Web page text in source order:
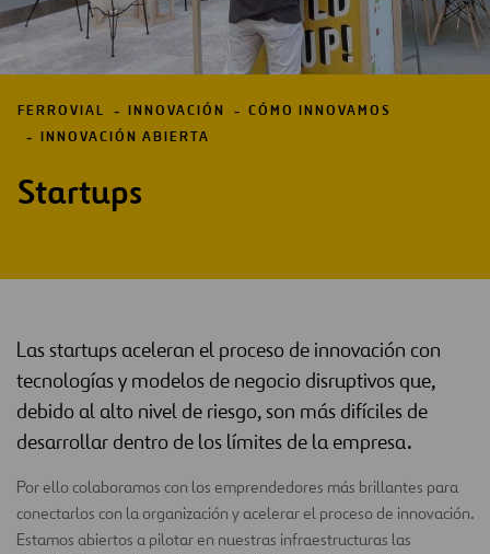
FERROVIAL INNOVACIÓN
CÓMO INNOVAMOS
INNOVACIÓN ABIERTA
Startups
Las startups aceleran el proceso de innovación con
tecnologías y modelos de negocio disruptivos que,
debido al alto nivel de riesgo, son más difíciles de
desarrollar dentro de los límites de la empresa.
Por ello colaboramos con los emprendedores más brillantes para
conectarlos con la organización y acelerar el proceso de innovación.
Estamos abiertos a pilotar en nuestras infraestructuras las